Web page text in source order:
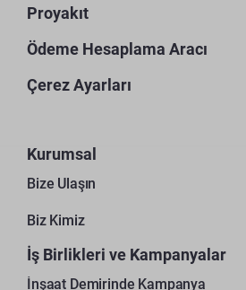
Proyakıt
Ödeme Hesaplama Aracı
Çerez Ayarları
Kurumsal
Bize Ulaşın
Biz Kimiz
İş Birlikleri ve Kampanyalar
İnşaat Demirinde Kampanya